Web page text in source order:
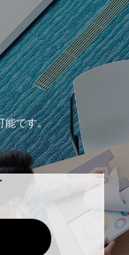
能です。